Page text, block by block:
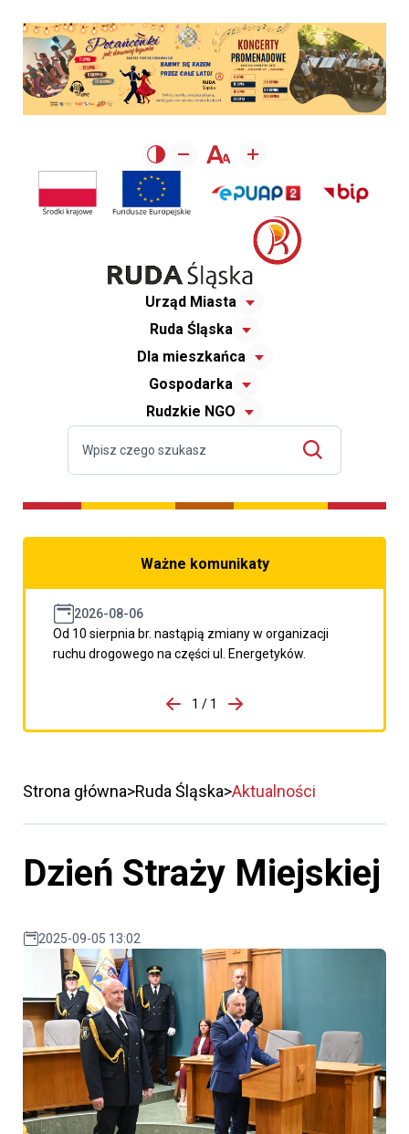
Urząd Miasta
Ruda Śląska
Dla mieszkańca
Gospodarka
Rudzkie NGO
Ważne komunikaty
2026-08-06
Od 10 sierpnia br. nastąpią zmiany w organizacji
ruchu drogowego na części ul. Energetyków.
porzpedniego komunikatu
1 / 1
Przejdź do następnego
Strona główna Ruda Śląska Aktualności
Dzień Straży Miejskiej
2025-09-05 13:02